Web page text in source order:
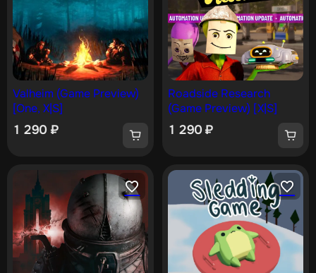
Valheim (Game Preview)
[One, X|S]
1 290 ₽
Roadside Research
(Game Preview) [X|S]
1 290₽